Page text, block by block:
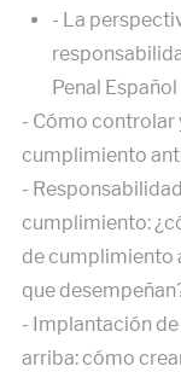
- La
Penal Español
- Cómo controlar
cumplimiento
-
cumplimiento:
de cumplimiento
que
- Implantación
arriba: cómo